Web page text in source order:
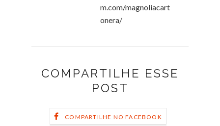
m.com/magnoliacart
onera/
COMPARTILHE ESSE
POST
COMPARTILHE NO FACEBOOK